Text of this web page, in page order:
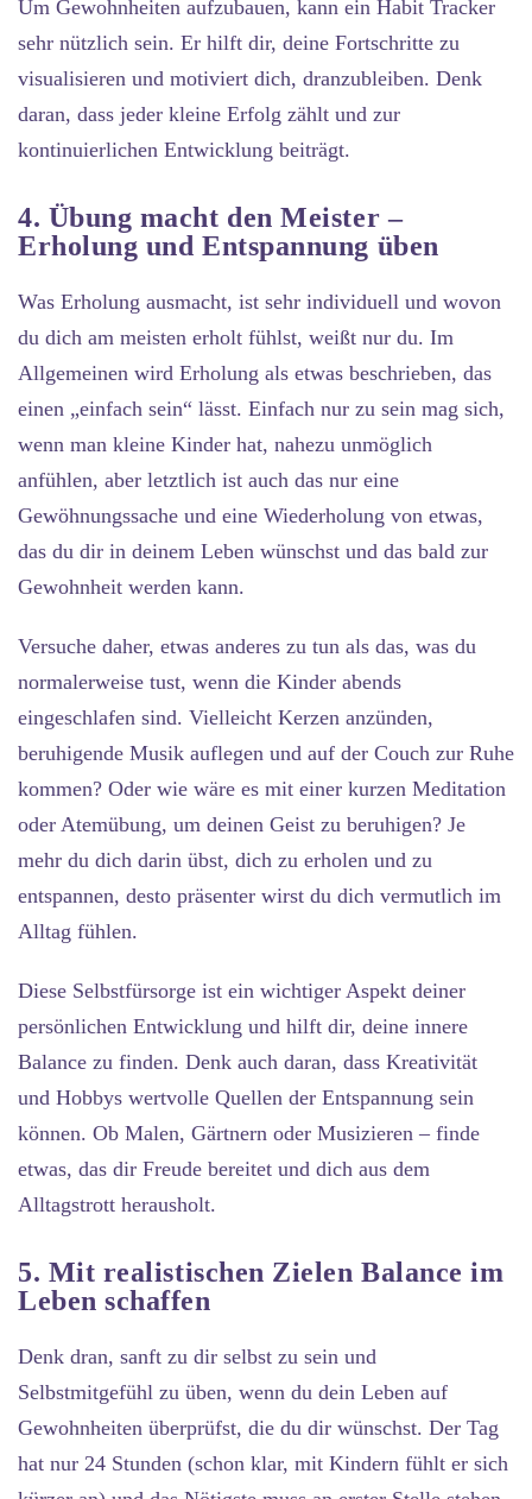
Um Gewohnheiten aufzubauen, kann ein Habit Tracker
sehr nützlich sein. Er hilft dir, deine Fortschritte zu
visualisieren und motiviert dich, dranzubleiben. Denk
daran, dass jeder kleine Erfolg zählt und zur
kontinuierlichen Entwicklung beiträgt.
4. Übung macht den Meister –
Erholung und Entspannung üben
Was Erholung ausmacht, ist sehr individuell und wovon
du dich am meisten erholt fühlst, weißt nur du. Im
Allgemeinen wird Erholung als etwas beschrieben, das
einen „einfach sein“ lässt. Einfach nur zu sein mag sich,
wenn man kleine Kinder hat, nahezu unmöglich
anfühlen, aber letztlich ist auch das nur eine
Gewöhnungssache und eine Wiederholung von etwas,
das du dir in deinem Leben wünschst und das bald zur
Gewohnheit werden kann.
Versuche daher, etwas anderes zu tun als das, was du
normalerweise tust, wenn die Kinder abends
eingeschlafen sind. Vielleicht Kerzen anzünden,
beruhigende Musik auflegen und auf der Couch zur Ruhe
kommen? Oder wie wäre es mit einer kurzen Meditation
oder Atemübung, um deinen Geist zu beruhigen? Je
mehr du dich darin übst, dich zu erholen und zu
entspannen, desto präsenter wirst du dich vermutlich im
Alltag fühlen.
Diese Selbstfürsorge ist ein wichtiger Aspekt deiner
persönlichen Entwicklung und hilft dir, deine innere
Balance zu finden. Denk auch daran, dass Kreativität
und Hobbys wertvolle Quellen der Entspannung sein
können. Ob Malen, Gärtnern oder Musizieren – finde
etwas, das dir Freude bereitet und dich aus dem
Alltagstrott herausholt.
5. Mit realistischen Zielen Balance im
Leben schaffen
Denk dran, sanft zu dir selbst zu sein und
Selbstmitgefühl zu üben, wenn du dein Leben auf
Gewohnheiten überprüfst, die du dir wünschst. Der Tag
hat nur 24 Stunden (schon klar, mit Kindern fühlt er sich